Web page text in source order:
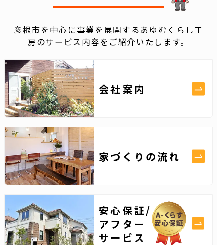
彦根市を中心に事業を展開するあゆむくらし工
房のサービス内容をご紹介いたします。
会社案内
家づくりの流れ
安心保証/
アフター
サービス